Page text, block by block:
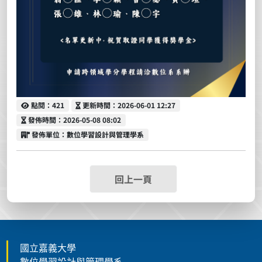
點閱
點閱：421 更新時間
更新時間：2026-06-01 12:27
發佈時間
發佈時間：2026-05-08 08:02
發佈單位
發佈單位：數位學習設計與管理學系
回上一頁
國立嘉義大學